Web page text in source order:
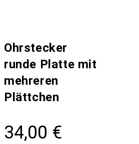
Ohrstecker
runde Platte mit
mehreren
Plättchen
34,00 €